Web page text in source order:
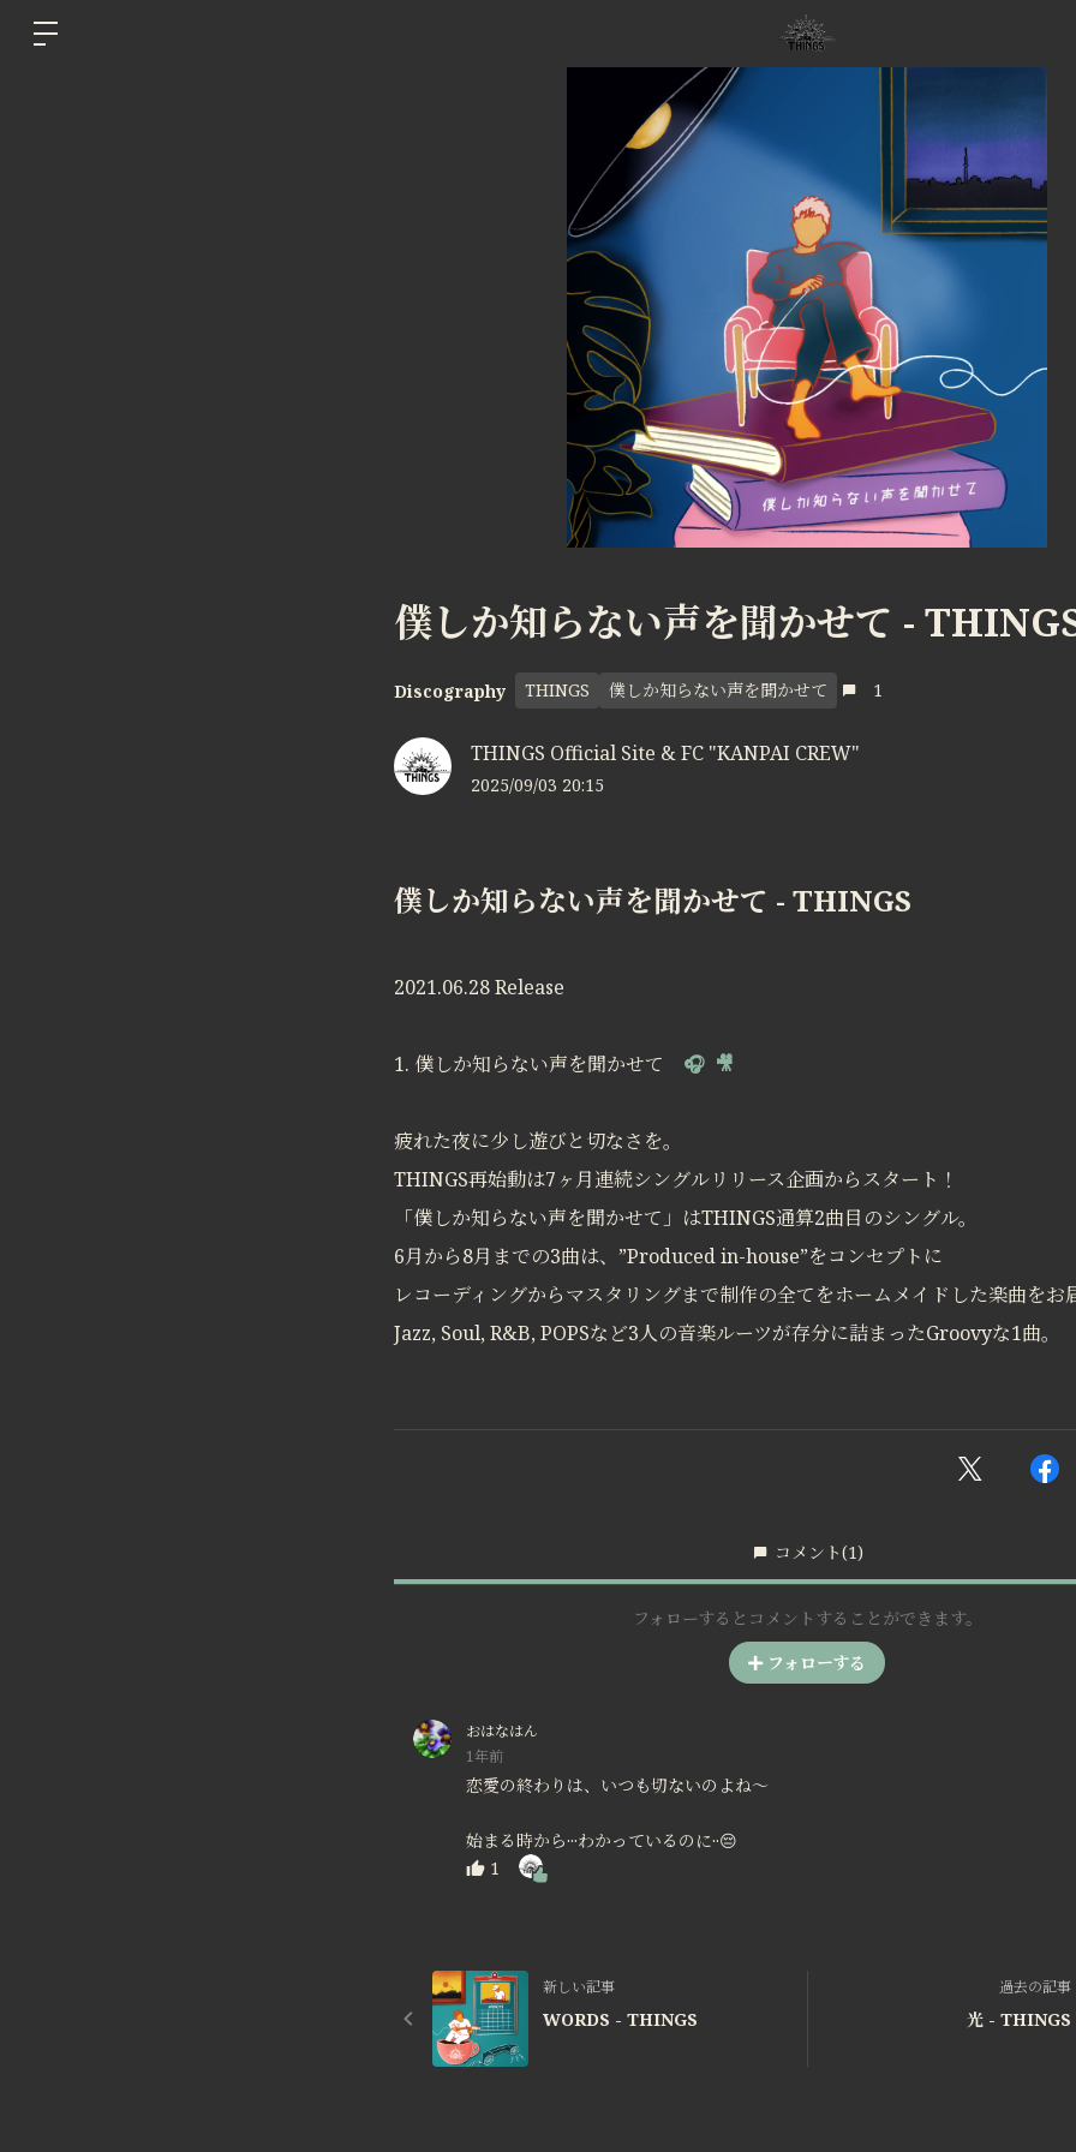
僕しか知らない声を聞かせて -
Discography THINGS 僕しか知らない声を聞かせて 1
THINGS Official Site & FC "KANPAI CREW"
2025/09/03 20:15
僕しか知らない声を聞かせて - THINGS
2021.06.28 Release
1. 僕しか知らない声を聞かせて 🎧 🎥
疲れた夜に少し遊びと切なさを。
THINGS再始動は7ヶ月連続シングルリリース企画からスタート！
「僕しか知らない声を聞かせて」はTHINGS通算2曲目のシングル。
6月から8月までの3曲は、”Produced in-house”をコンセプトに
レコーディングからマスタリングまで制作の全てをホームメイドした楽曲をお
Jazz, Soul, R&B, POPSなど3人の音楽ルーツが存分に詰まったGroovyな1曲。
コメント(1)
フォローするとコメントすることができます。
フォローする
おはなはん
1年前
恋愛の終わりは、いつも切ないのよね～
始まる時から···わかっているのに··😔
1
新しい記事
WORDS - THINGS
過去の記事
光 - THINGS